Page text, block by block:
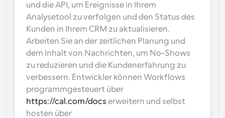
und die API, um Ereignisse in Ihrem
Analysetool zu verfolgen und den Status des
Kunden in Ihrem CRM zu aktualisieren.
Arbeiten Sie an der zeitlichen Planung und
dem Inhalt von Nachrichten, um No-Shows
zu reduzieren und die Kundenerfahrung zu
verbessern. Entwickler können Workflows
https://cal.com/docs erweitern und selbst